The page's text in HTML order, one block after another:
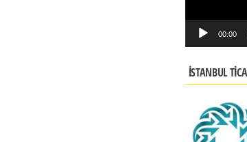
00:00
İSTANBUL